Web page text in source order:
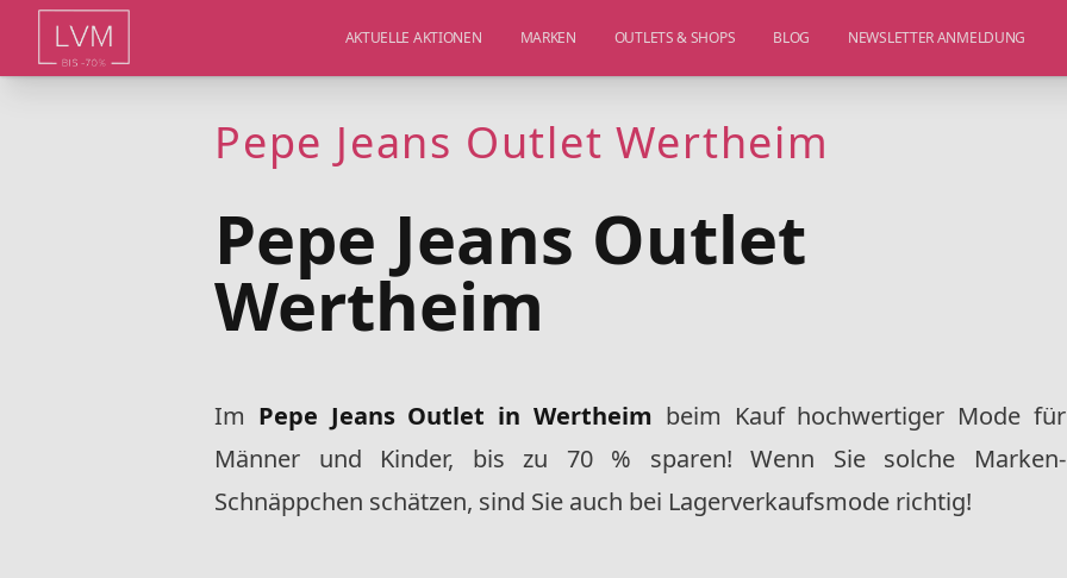
AKTUELLE AKTIONEN MARKEN OUTLETS & SHOPS BLOG NEWSLETTER ANMELDUNG
Pepe Jeans Outlet Wertheim
Pepe Jeans Outlet
Wertheim
Im Pepe Jeans Outlet in Wertheim beim Kauf hochwertiger Mode für
Männer und Kinder, bis zu 70 % sparen! Wenn Sie solche Marken-
Schnäppchen schätzen, sind Sie auch bei Lagerverkaufsmode richtig!